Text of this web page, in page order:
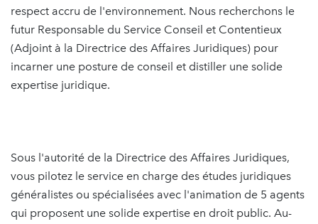
respect accru de l'environnement. Nous recherchons le
futur Responsable du Service Conseil et Contentieux
(Adjoint à la Directrice des Affaires Juridiques) pour
incarner une posture de conseil et distiller une solide
expertise juridique.
Sous l'autorité de la Directrice des Affaires Juridiques,
vous pilotez le service en charge des études juridiques
généralistes ou spécialisées avec l'animation de 5 agents
qui proposent une solide expertise en droit public. Au-